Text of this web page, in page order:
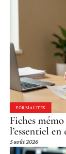
FORMALITÉS
Fiches
l’essentiel
5 août 2026